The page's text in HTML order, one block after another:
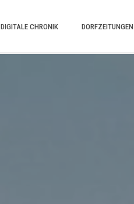
DIGITALE CHRONIK DORFZEITUNGEN